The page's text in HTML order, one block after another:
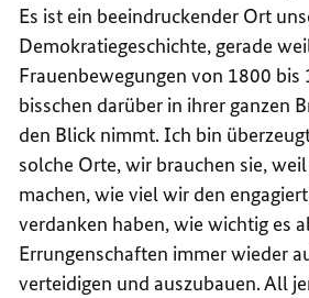
Es ist ein beeindruckender Ort
Demokratiegeschichte, gerade
Frauenbewegungen von 1800 bis
bisschen darüber in ihrer ganzen
den Blick nimmt. Ich bin
solche Orte, wir brauchen sie,
machen, wie viel wir den
verdanken haben, wie wichtig es
Errungenschaften immer wieder
verteidigen und auszubauen. All